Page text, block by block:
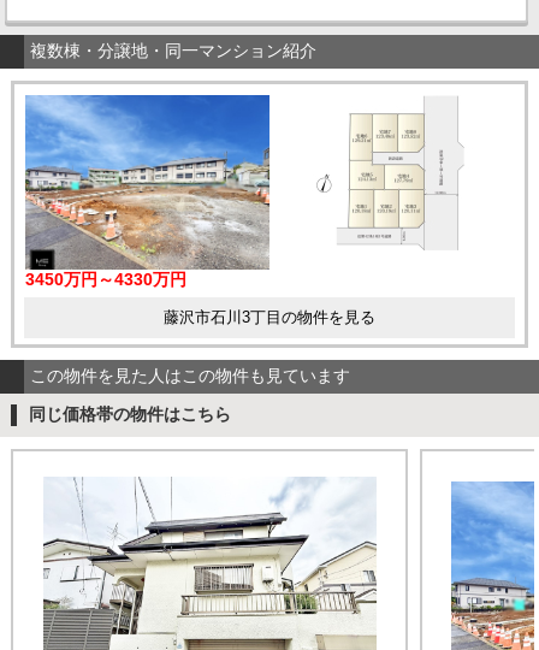
複数棟・分譲地・同一マンション紹介
3450万円～4330万円
藤沢市石川3丁目の物件を見る
この物件を見た人はこの物件も見ています
同じ価格帯の物件はこちら